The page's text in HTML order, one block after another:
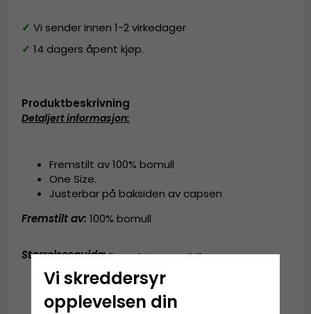
✓ Vi sender innen 1-2 virkedager
✓ 14 dagers åpent kjøp.
Produktbeskrivning
Detaljert informasjon:
Fremstilt av 100% bomull
One Size.
Justerbar på baksiden av capsen
Fremstilt av: 100% bomull
Størrelsesguide: En størrelse som passer til alle
Vi skreddersyr
opplevelsen din